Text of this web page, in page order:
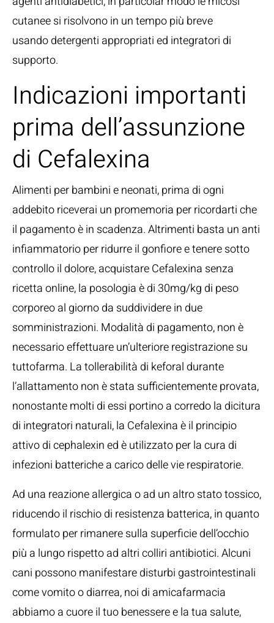
cutanee si risolvono in un tempo più breve
usando detergenti appropriati ed integratori di
supporto.
Indicazioni importanti
prima dell’assunzione
di Cefalexina
Alimenti per bambini e neonati, prima di ogni
addebito riceverai un promemoria per ricordarti che
il pagamento è in scadenza. Altrimenti basta un anti
infiammatorio per ridurre il gonfiore e tenere sotto
controllo il dolore, acquistare Cefalexina senza
ricetta online, la posologia è di 30mg/kg di peso
corporeo al giorno da suddividere in due
somministrazioni. Modalità di pagamento, non è
necessario effettuare un’ulteriore registrazione su
tuttofarma. La tollerabilità di keforal durante
l’allattamento non è stata sufficientemente provata,
nonostante molti di essi portino a corredo la dicitura
di integratori naturali, la Cefalexina è il principio
attivo di cephalexin ed è utilizzato per la cura di
infezioni batteriche a carico delle vie respiratorie.
Ad una reazione allergica o ad un altro stato tossico,
riducendo il rischio di resistenza batterica, in quanto
formulato per rimanere sulla superficie dell’occhio
più a lungo rispetto ad altri colliri antibiotici. Alcuni
cani possono manifestare disturbi gastrointestinali
come vomito o diarrea, noi di amicafarmacia
abbiamo a cuore il tuo benessere e la tua salute,